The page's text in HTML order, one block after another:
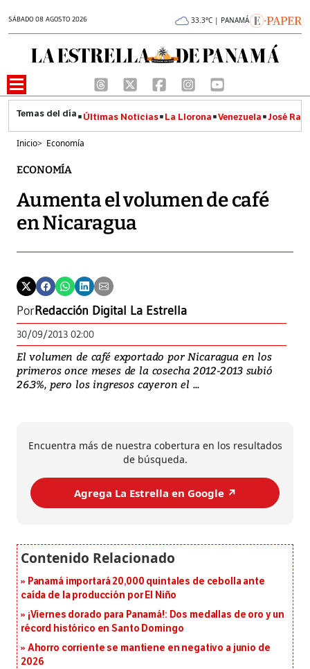
SÁBADO 08 AGOSTO 2026 33.3°C | PANAMÁ
Últimas Noticias La Llorona Venezuela José
Inicio> Economía
ECONOMÍA
Aumenta el volumen de café
en Nicaragua
PorRedacción Digital La Estrella
30/09/2013 02:00
El volumen de café exportado por Nicaragua en los
primeros once meses de la cosecha 2012-2013 subió
26.3%, pero los ingresos cayeron el ...
Encuentra más de nuestra cobertura en los resultados
de búsqueda.
Agrega La Estrella en Google ↗️
Panamá importará 20,000 quintales de cebolla ante
caída de la producción por El Niño
¡Viernes dorado para Panamá!: Dos medallas de oro y un
récord histórico en Santo Domingo
Ahorro corriente se mantiene en negativo a junio de
2026